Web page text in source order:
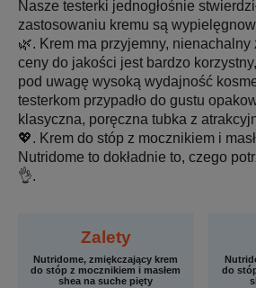
Nasze testerki jednogłośnie
zastosowaniu kremu są
🌿. Krem ma przyjemny,
ceny do jakości jest bardzo
pod uwagę wysoką wydajność
testerkom przypadło do gustu
klasyczna, poręczna tubka z
💖. Krem do stóp z mocznikiem i
Nutridome to dokładnie to, czego
👌.
Zalety
Nutridome, zmiękczający krem
do stóp z mocznikiem i masłem
shea na suche pięty
do